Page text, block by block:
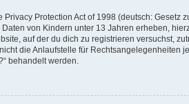
Privacy Protection Act of 1998 (deutsch:
von Kindern unter 13 Jahren erheben,
auf der du dich zu registrieren versuchst,
die Anlaufstelle für Rechtsangelegenheiten
behandelt werden.